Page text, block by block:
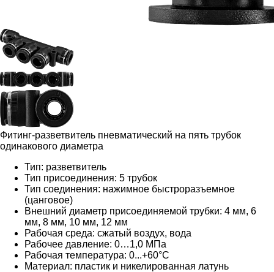
Фитинг-разветвитель пневматический на пять трубок
одинакового диаметра
Тип: разветвитель
Тип присоединения: 5 трубок
Тип соединения: нажимное быстроразъемное
(цанговое)
Внешний диаметр присоединяемой трубки: 4 мм, 6
мм, 8 мм, 10 мм, 12 мм
Рабочая среда: сжатый воздух, вода
Рабочее давление: 0…1,0 МПа
Рабочая температура: 0...+60°С
Материал: пластик и никелированная латунь